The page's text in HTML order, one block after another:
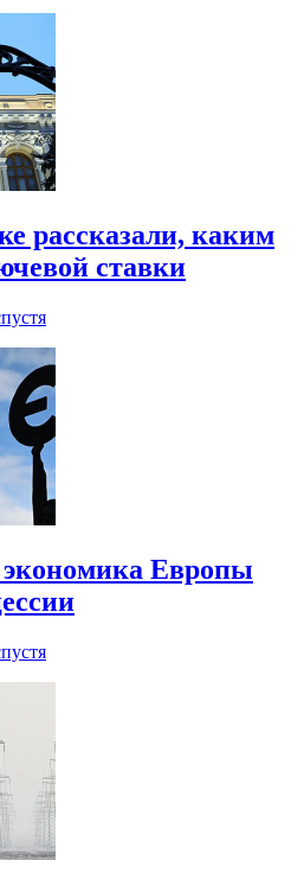
рассказали, каким
ставки
Европы